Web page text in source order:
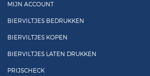
MIJN ACCOUNT
BIERVILTJES BEDRUKKEN
BIERVILTJES KOPEN
BIERVILTJES LATEN DRUKKEN
PRIJSCHECK